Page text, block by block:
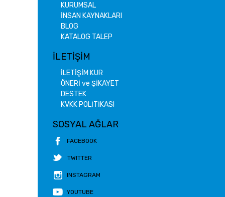
KURUMSAL
İNSAN KAYNAKLARI
BLOG
KATALOG TALEP
İLETİŞİM
İLETİŞİM KUR
ÖNERİ ve ŞİKAYET
DESTEK
KVKK POLİTİKASI
SOSYAL AĞLAR
FACEBOOK
TWITTER
INSTAGRAM
YOUTUBE